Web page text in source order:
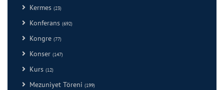
Kermes (23)
Konferans (692)
Kongre (77)
Konser (147)
Kurs (12)
Mezuniyet Töreni (199)